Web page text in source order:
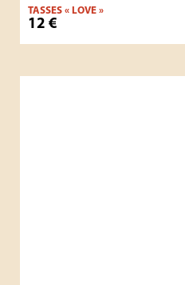
TASSES « LOVE »
12 €